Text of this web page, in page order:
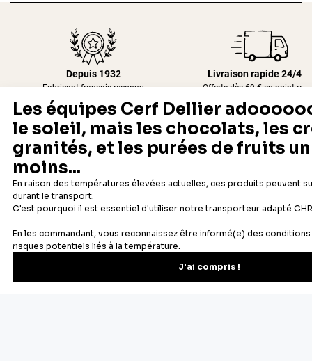
Depuis 1932
Fabricant français reconnu
Livraison rapide 24/48h
Offerte dès 69 € en point
Newsletter
Recevez les recettes, astuces et offres spéciales.
Vous pourrez vous désinscrire depuis votre espace client.